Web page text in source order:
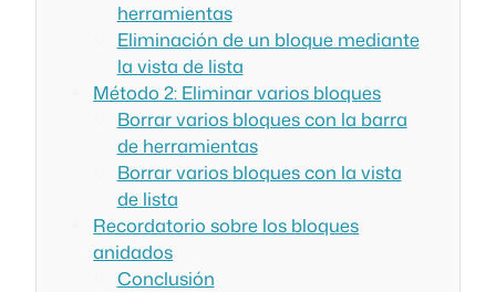
herramientas
Eliminación de un bloque mediante
la vista de lista
Método 2: Eliminar varios bloques
Borrar varios bloques con la barra
de herramientas
Borrar varios bloques con la vista
de lista
Recordatorio sobre los bloques
anidados
Conclusión